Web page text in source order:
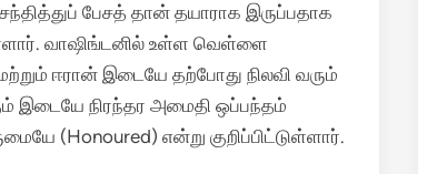
பேசத் தான் தயாராக இருப்பதாக
வாஷிங்டனில் உள்ள வெள்ளை
ஈரான் இடையே தற்போது நிலவி வரும்
இடையே நிரந்தர அமைதி ஒப்பந்தம்
(Honoured) என்று குறிப்பிட்டுள்ளார்.